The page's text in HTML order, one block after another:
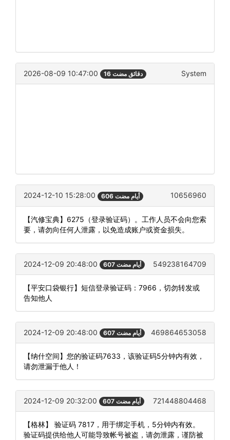
2026-08-09 10:47:00 16 دقائق مضت System
2024-12-10 15:28:00 606 أيام مضت 10656960
【汽修宝典】6275（登录验证码）。工作人员不会向您索
要，请勿向任何人泄露，以免造成账户或资金损失。
2024-12-09 20:48:00 607 أيام مضت 549238164709
【平安口袋银行】短信登录验证码：7966，切勿转发或
告知他人
2024-12-09 20:48:00 607 أيام مضت 469864653058
【纳什空间】您的验证码7633，该验证码5分钟内有效，
请勿泄漏于他人！
2024-12-09 20:32:00 607 أيام مضت 721448804468
【格林】 验证码 7817，用于绑定手机，5分钟内有效。
验证码提供给他人可能导致帐号被盗，请勿泄露，谨防被